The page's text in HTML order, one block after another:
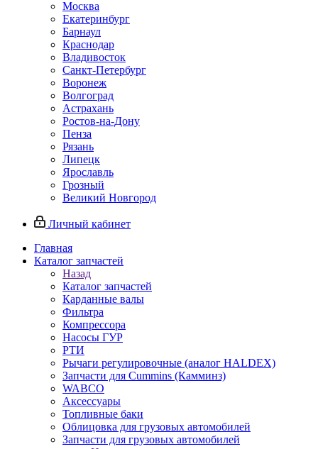
Москва
Екатеринбург
Барнаул
Краснодар
Владивосток
Санкт-Петербург
Воронеж
Волгоград
Астрахань
Ростов-на-Дону
Пенза
Рязань
Липецк
Ярославль
Грозный
Великий Новгород
Личный кабинет
Главная
Каталог запчастей
Назад
Каталог запчастей
Карданные валы
Фильтра
Компрессора
Насосы ГУР
РТИ
Рычаги регулировочные (аналог HALDEX)
Запчасти для Cummins (Камминз)
WABCO
Аксессуары
Топливные баки
Облицовка для грузовых автомобилей
Запчасти для грузовых автомобилей